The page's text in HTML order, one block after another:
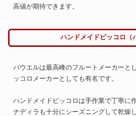
高値が期待できます。
ハンドメイドピッコロ（
パウエルは最高峰のフルートメーカーと
ッコロメーカーとしても有名です。
ハンドメイドピッコロは手作業で丁寧に
ナディラも十分にシーズニングして乾燥